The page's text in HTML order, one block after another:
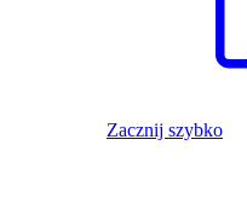
Zacznij szybko